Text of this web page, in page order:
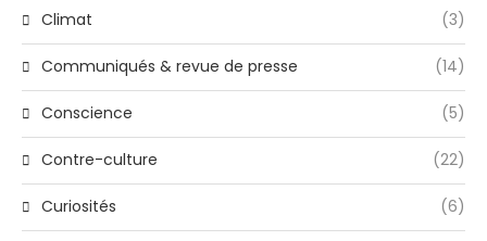
Climat (3)
Communiqués & revue de presse (14)
Conscience (5)
Contre-culture (22)
Curiosités (6)